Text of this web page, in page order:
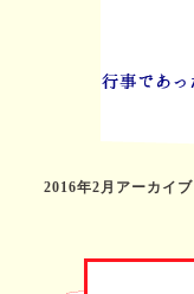
2016年2月アーカイブ